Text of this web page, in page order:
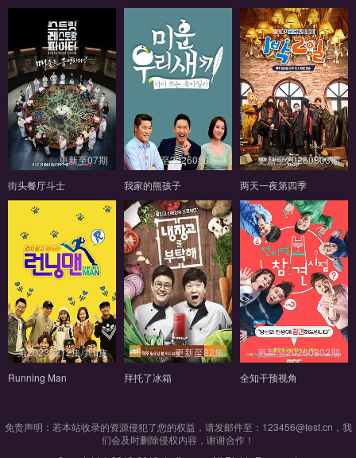
更新至07期
街头餐厅斗士
更新至20260803期
我家的熊孩子
更新至20260803期
两天一夜第四季
第20230212集/共0集
Running Man
更新至82集
拜托了冰箱
更新至20260802期
全知干预视角
免责声明：若本站收录的资源侵犯了您的权益，请发邮件至：123456@test.cn，我
们会及时删除侵权内容，谢谢合作！